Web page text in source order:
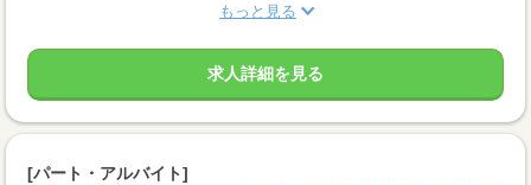
もっと見る
求人詳細を見る
[パート・アルバイト]